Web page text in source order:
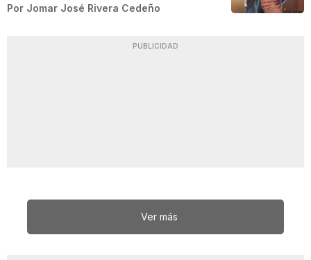
Por Jomar José Rivera Cedeño
PUBLICIDAD
Ver más